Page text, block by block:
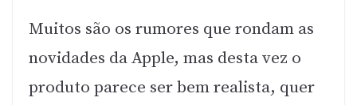
Muitos são os rumores que rondam as
novidades da Apple, mas desta vez o
produto parece ser bem realista, quer